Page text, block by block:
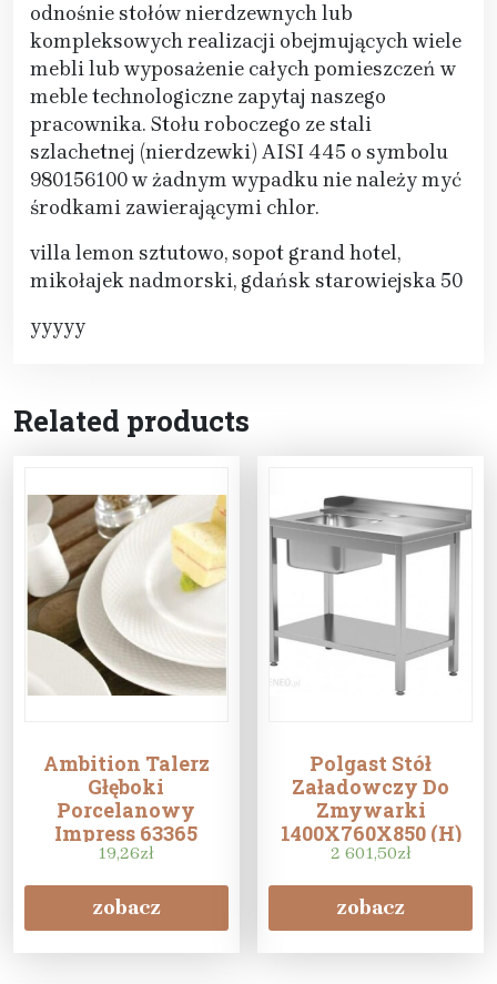
odnośnie stołów nierdzewnych lub
kompleksowych realizacji obejmujących wiele
mebli lub wyposażenie całych pomieszczeń w
meble technologiczne zapytaj naszego
pracownika. Stołu roboczego ze stali
szlachetnej (nierdzewki) AISI 445 o symbolu
980156100 w żadnym wypadku nie należy myć
środkami zawierającymi chlor.
villa lemon sztutowo, sopot grand hotel,
mikołajek nadmorski, gdańsk starowiejska 50
yyyyy
Related products
Ambition Talerz
Głęboki
Porcelanowy
Impress 63365
19,26zł
zobacz
Polgast Stół
Załadowczy Do
Zmywarki
1400X760X850 (H)
Ze Zlewem I Półką
2 601,50zł
zobacz